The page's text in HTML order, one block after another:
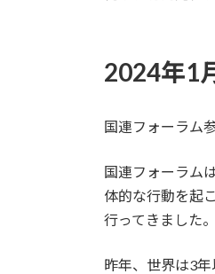
2024年1
国連フォーラム
国連フォーラム
体的な行動を起
行ってきました
昨年、世界は3